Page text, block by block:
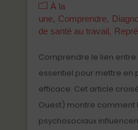
À la
une
Comprendre
de santé au travail
Comprendre le lien entre
essentiel pour mettre en
efficace. Cet article
Ouest) montre comment
psychosociaux